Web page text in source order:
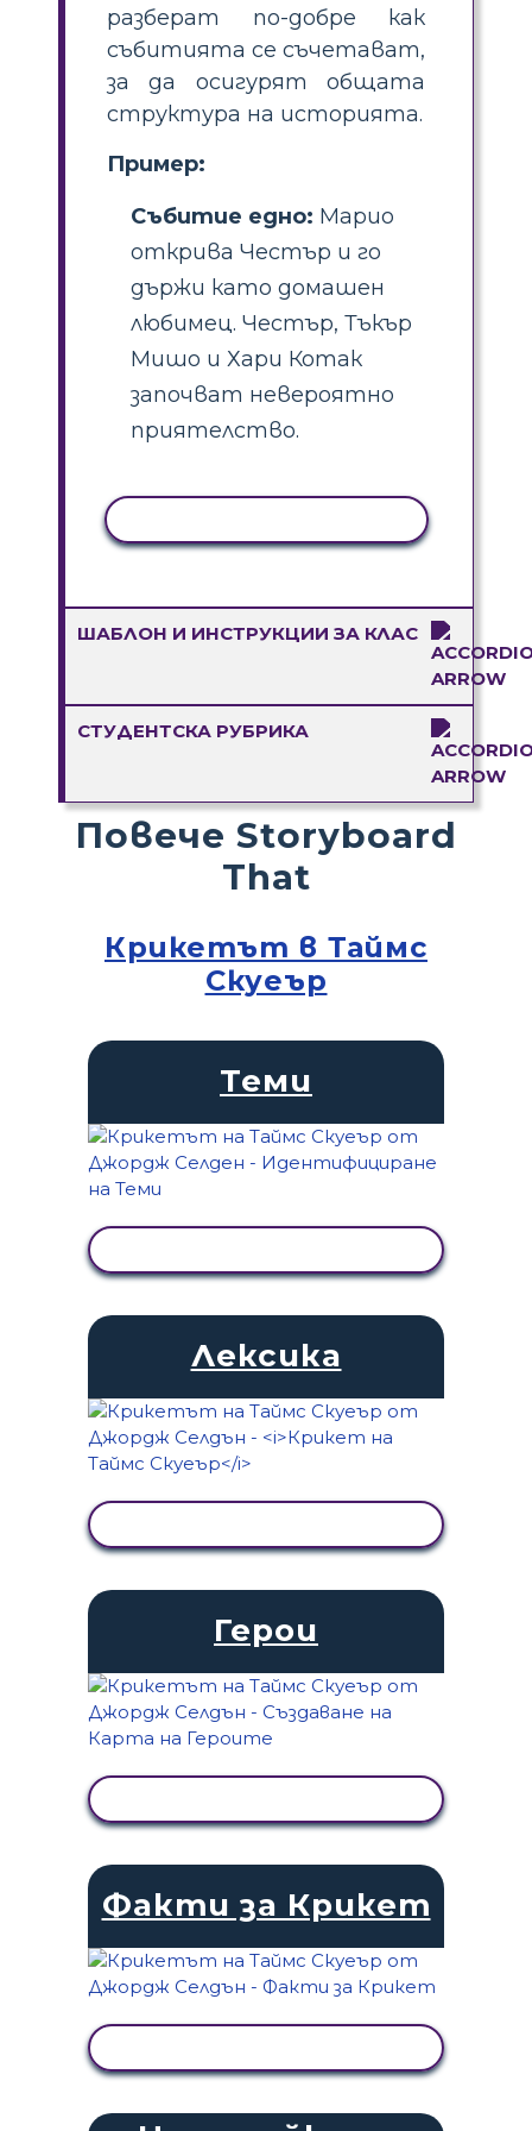
разберат по-добре как
събитията се съчетават,
за да осигурят общата
структура на историята.
Пример:
Събитие едно: Марио
открива Честър и го
държи като домашен
любимец. Честър, Тъкър
Мишо и Хари Котак
започват невероятно
приятелство.
ШАБЛОН И ИНСТРУКЦИИ ЗА КЛАС
СТУДЕНТСКА РУБРИКА
Повече Storyboard
That
Крикетът в Таймс
Скуеър
Теми
Лексика
Герои
Факти за Крикет